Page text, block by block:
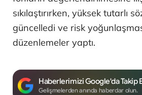
sıkılaştırırken, yüksek tutarlı
güncelledi ve risk
düzenlemeler yaptı.
Haberlerimizi Google'da Takip
Gelişmelerden anında haberdar olun.